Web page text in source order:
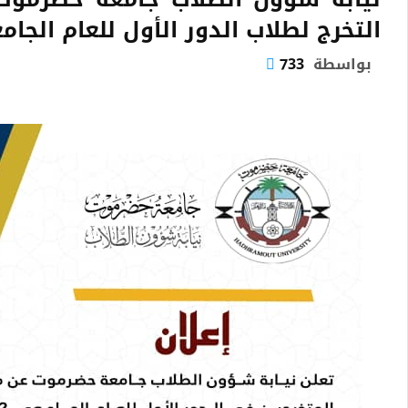
التخرج لطلاب الدور الأول للعام الجامعي 2022
بواسطة 733